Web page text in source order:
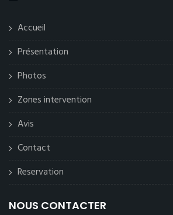
Accueil
Présentation
Photos
Zones intervention
Avis
Contact
Reservation
NOUS CONTACTER